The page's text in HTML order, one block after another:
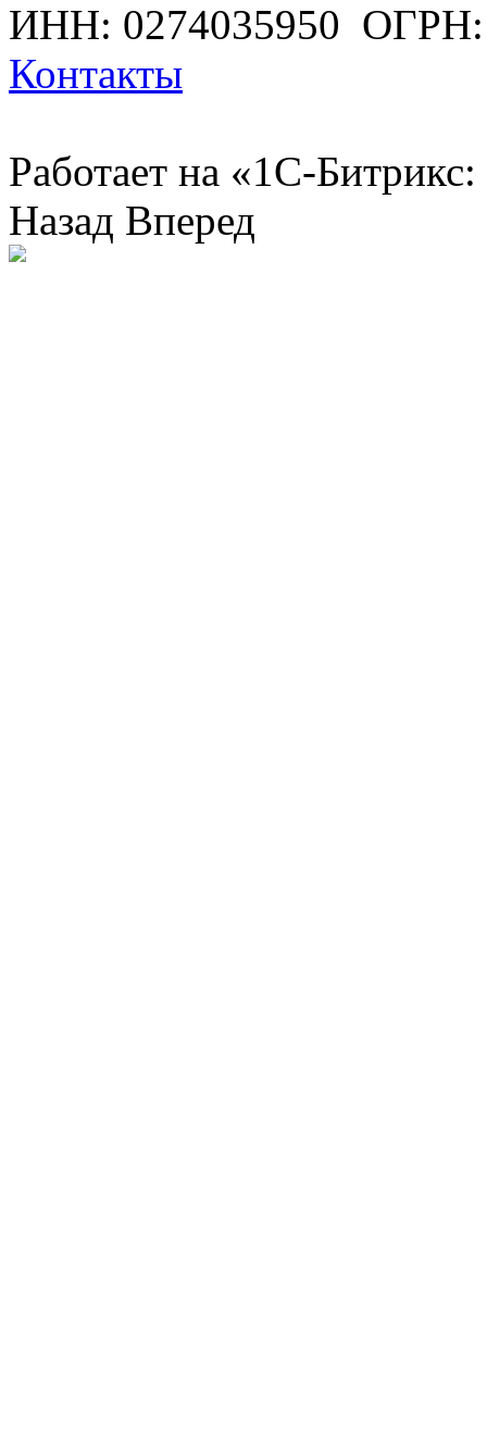
ИНН: 0274035950 ОГРН:
Контакты
Работает на «1С-
Назад Вперед